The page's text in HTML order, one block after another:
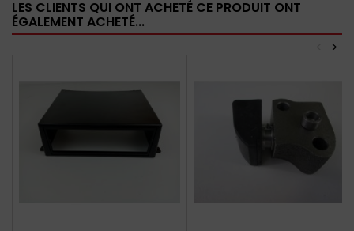
LES CLIENTS QUI ONT ACHETÉ CE PRODUIT ONT
ÉGALEMENT ACHETÉ...
>